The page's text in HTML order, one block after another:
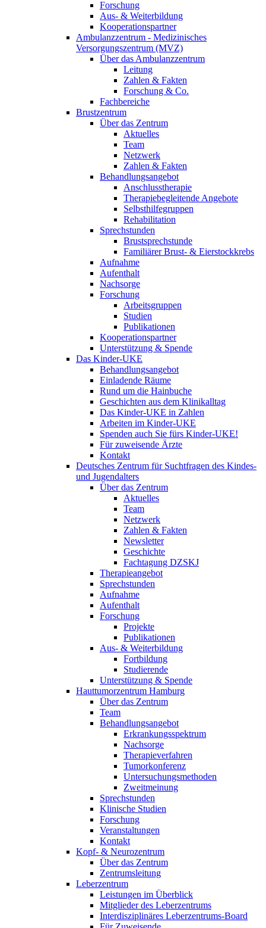
Forschung
Aus- & Weiterbildung
Kooperationspartner
Ambulanzzentrum - Medizinisches
Versorgungszentrum (MVZ)
Über das Ambulanzzentrum
Leitung
Zahlen & Fakten
Forschung & Co.
Fachbereiche
Brustzentrum
Über das Zentrum
Aktuelles
Team
Netzwerk
Zahlen & Fakten
Behandlungsangebot
Anschlusstherapie
Therapiebegleitende Angebote
Selbsthilfegruppen
Rehabilitation
Sprechstunden
Brustsprechstunde
Familiärer Brust- & Eierstockkrebs
Aufnahme
Aufenthalt
Nachsorge
Forschung
Arbeitsgruppen
Studien
Publikationen
Kooperationspartner
Unterstützung & Spende
Das Kinder-UKE
Behandlungsangebot
Einladende Räume
Rund um die Hainbuche
Geschichten aus dem Klinikalltag
Das Kinder-UKE in Zahlen
Arbeiten im Kinder-UKE
Spenden auch Sie fürs Kinder-UKE!
Für zuweisende Ärzte
Kontakt
Deutsches Zentrum für Suchtfragen des Kindes-
und Jugendalters
Über das Zentrum
Aktuelles
Team
Netzwerk
Zahlen & Fakten
Newsletter
Geschichte
Fachtagung DZSKJ
Therapieangebot
Sprechstunden
Aufnahme
Aufenthalt
Forschung
Projekte
Publikationen
Aus- & Weiterbildung
Fortbildung
Studierende
Unterstützung & Spende
Hauttumorzentrum Hamburg
Über das Zentrum
Team
Behandlungsangebot
Erkrankungsspektrum
Nachsorge
Therapieverfahren
Tumorkonferenz
Untersuchungsmethoden
Zweitmeinung
Sprechstunden
Klinische Studien
Forschung
Veranstaltungen
Kontakt
Kopf- & Neurozentrum
Über das Zentrum
Zentrumsleitung
Leberzentrum
Leistungen im Überblick
Mitglieder des Leberzentrums
Interdisziplinäres Leberzentrums-Board